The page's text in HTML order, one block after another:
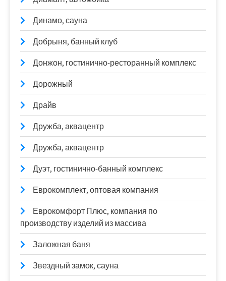
Динамо, сауна
Добрыня, банный клуб
Донжон, гостинично-ресторанный комплекс
Дорожный
Драйв
Дружба, аквацентр
Дружба, аквацентр
Дуэт, гостинично-банный комплекс
Еврокомплект, оптовая компания
Еврокомфорт Плюс, компания по
производству изделий из массива
Заложная баня
Звездный замок, сауна